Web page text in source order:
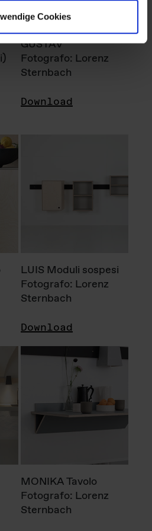
Cookies
GUSTAV
Fotografo: Lorenz
Sternbach
Download
LUIS Moduli sospesi
Fotografo: Lorenz
Sternbach
Download
MONIKA Tavolo
Fotografo: Lorenz
Sternbach